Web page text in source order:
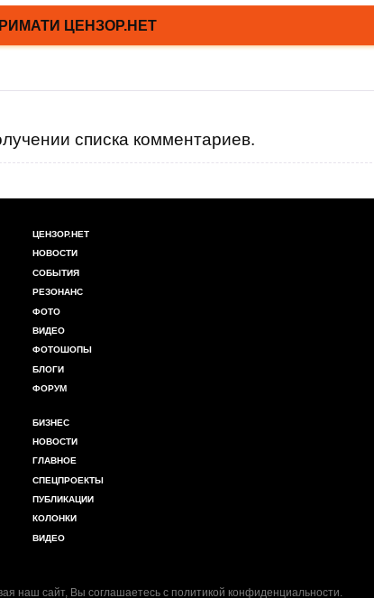
списка комментариев.
ЦЕНЗОР.НЕТ
НОВОСТИ
СОБЫТИЯ
РЕЗОНАНС
ФОТО
ВИДЕО
ФОТОШОПЫ
БЛОГИ
ФОРУМ
БИЗНЕС
НОВОСТИ
ГЛАВНОЕ
СПЕЦПРОЕКТЫ
ПУБЛИКАЦИИ
КОЛОНКИ
ВИДЕО
наш сайт, Вы соглашаетесь с политикой конфиденциальности.